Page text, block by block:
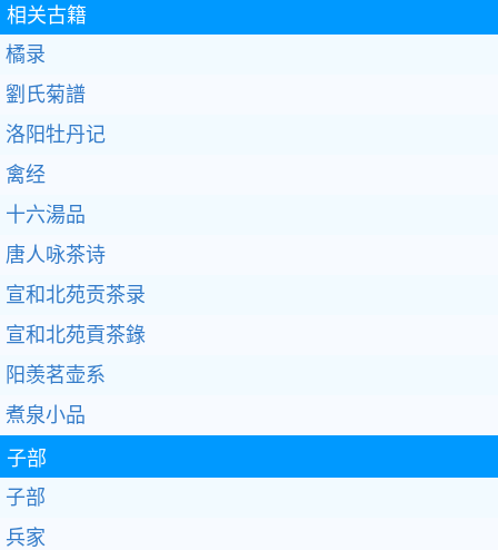
相关古籍
橘录
劉氏菊譜
洛阳牡丹记
禽经
十六湯品
唐人咏茶诗
宣和北苑贡茶录
宣和北苑貢茶錄
阳羡茗壶系
煮泉小品
子部
子部
兵家